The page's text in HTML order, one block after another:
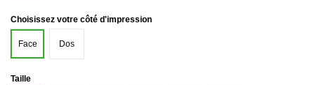
Choisissez votre côté d'impression
Face Dos
Taille